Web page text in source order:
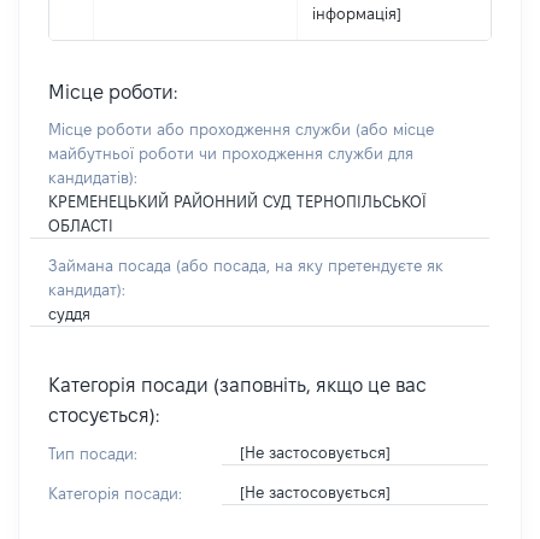
інформація]
Місце роботи:
Місце роботи або проходження служби (або місце
майбутньої роботи чи проходження служби для
кандидатів):
КРЕМЕНЕЦЬКИЙ РАЙОННИЙ СУД ТЕРНОПІЛЬСЬКОЇ
ОБЛАСТІ
Займана посада (або посада, на яку претендуєте як
кандидат):
суддя
Категорія посади (заповніть, якщо це вас
стосується):
Тип посади: [Не застосовується]
Категорія посади: [Не застосовується]